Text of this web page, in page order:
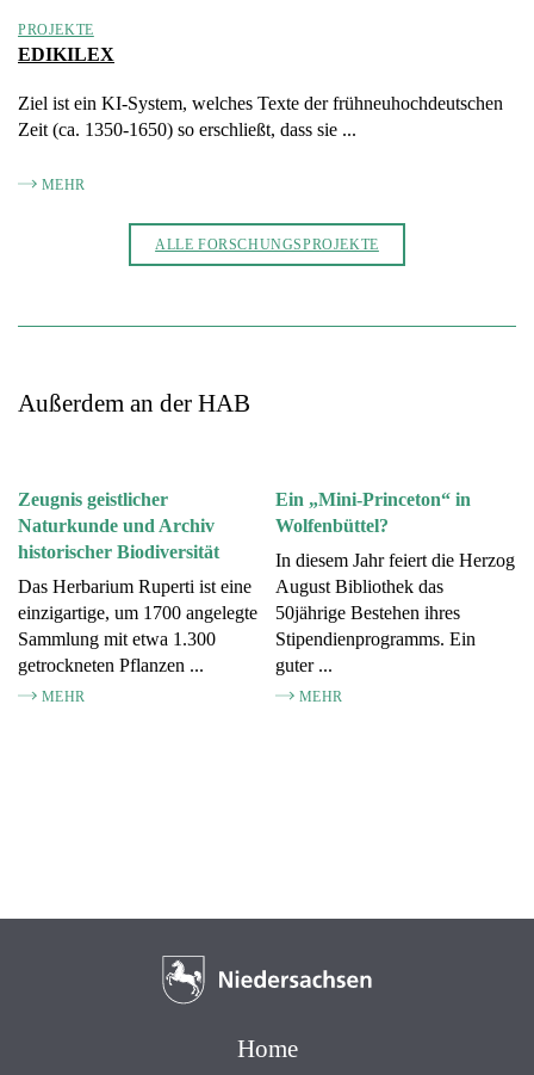
PROJEKTE
EDIKILEX
Ziel ist ein KI-System, welches Texte der frühneuhochdeutschen
Zeit (ca. 1350-1650) so erschließt, dass sie ...
MEHR
ALLE FORSCHUNGSPROJEKTE
Außerdem an der HAB
Zeugnis geistlicher
Naturkunde und Archiv
historischer Biodiversität
Das Herbarium Ruperti ist eine
einzigartige, um 1700 angelegte
Sammlung mit etwa 1.300
getrockneten Pflanzen ...
MEHR
Ein „Mini-Princeton“ in
Wolfenbüttel?
In diesem Jahr feiert die Herzog
August Bibliothek das
50jährige Bestehen ihres
Stipendienprogramms. Ein
guter ...
MEHR
Home